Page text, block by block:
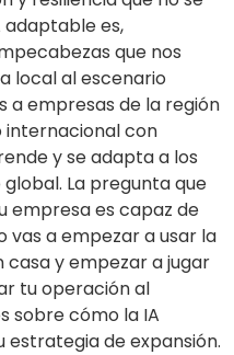
adaptable es,
que nos
local al escenario
a empresas de la región
con
y se adapta a los
La pregunta que
empresa es capaz de
vas a empezar a usar la
casa y empezar a jugar
tu operación al
sobre cómo la IA
de expansión.